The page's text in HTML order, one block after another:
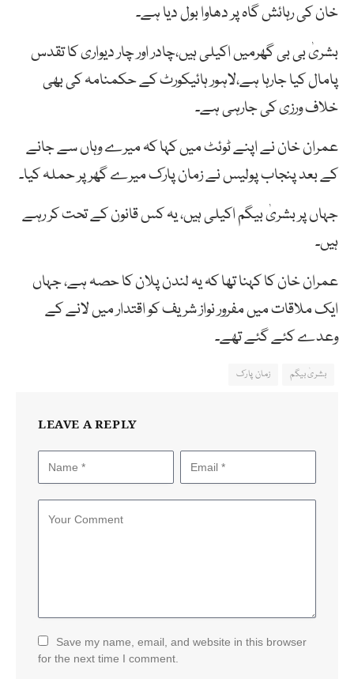
خان کی رہائش گاہ پر دھاوا بول دیا ہے۔
بشریٰ بی بی گھرمیں اکیلی ہیں،چادر اور چار دیواری کا تقدس
پامال کیا جارہا ہے،لاہور ہائیکورٹ کے حکمنامہ کی بھی
خلاف ورزی کی جارہی ہے۔
عمران خان نے اپنے ٹوئٹ میں کہا کہ میرے وہاں سے جانے
کے بعد پنجاب پولیس نے زمان پارک میرے گھر پر حملہ کیا۔
جہاں پر بشریٰ بیگم اکیلی ہیں، یہ کس قانون کے تحت کر رہے
ہیں۔
عمران خان کا کہنا تھا کہ یہ لندن پلان کا حصہ ہے، جہاں
ایک ملاقات میں مفرور نواز شریف کو اقتدار میں لانے کے
وعدے کئے گئے تھے۔
بشریٰ بیگم زمان پارک
LEAVE A REPLY
Save my name, email, and website in this browser
for the next time I comment.